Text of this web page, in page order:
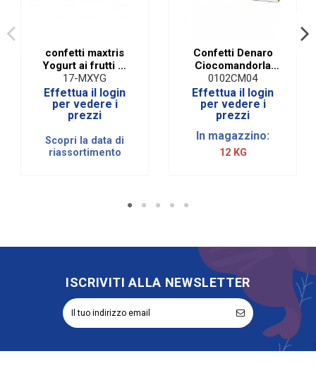
confetti maxtris
Yogurt ai frutti di
bosco
17-MXYG
Effettua il login
per vedere i
prezzi
Scopri la data di
riassortimento
Confetti Denaro
Ciocomandorla
Classic Celeste | 1
Kg
0102CM04
Effettua il login
per vedere i
prezzi
In magazzino:
12 KG
ISCRIVITI ALLA NEWSLETTER